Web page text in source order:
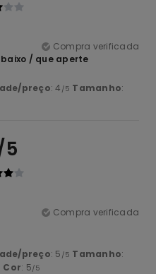
Compra verificada
/ que aperte
preço: 4 /5 Tamanho:
Compra verificada
preço: 5 /5 Tamanho:
Cor: 5/5